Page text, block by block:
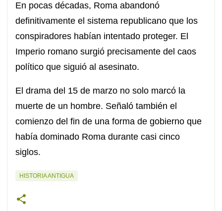
En pocas décadas, Roma abandonó
definitivamente el sistema republicano que los
conspiradores habían intentado proteger. El
Imperio romano surgió precisamente del caos
político que siguió al asesinato.
El drama del 15 de marzo no solo marcó la
muerte de un hombre. Señaló también el
comienzo del fin de una forma de gobierno que
había dominado Roma durante casi cinco
siglos.
HISTORIA ANTIGUA